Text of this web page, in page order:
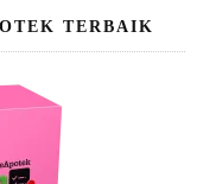
TERBAIK